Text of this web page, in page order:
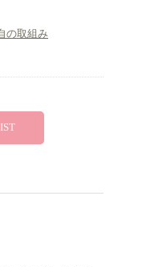
の取組み